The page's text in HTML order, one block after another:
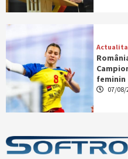
feminin
07/08/